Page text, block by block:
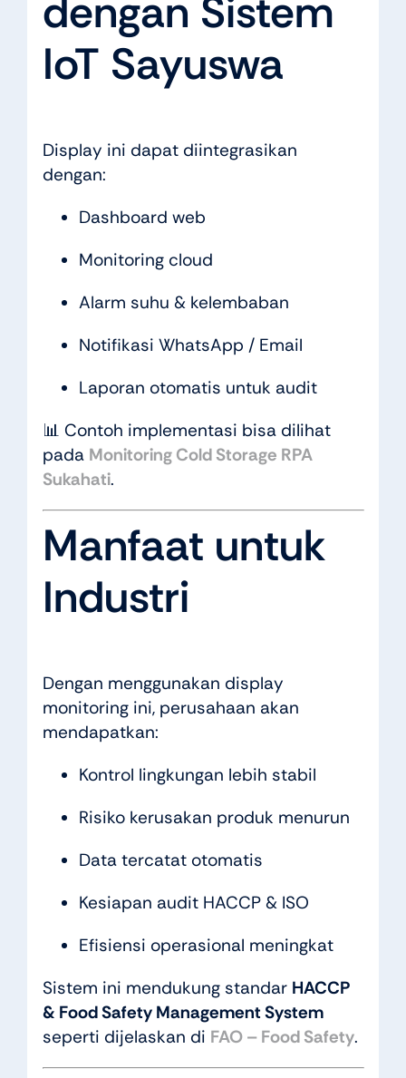
dengan Sistem
IoT Sayuswa
Display ini dapat diintegrasikan
dengan:
Dashboard web
Monitoring cloud
Alarm suhu & kelembaban
Notifikasi WhatsApp / Email
Laporan otomatis untuk audit
📊 Contoh implementasi bisa dilihat
pada Monitoring Cold Storage RPA
Sukahati.
Manfaat untuk
Industri
Dengan menggunakan display
monitoring ini, perusahaan akan
mendapatkan:
Kontrol lingkungan lebih stabil
Risiko kerusakan produk menurun
Data tercatat otomatis
Kesiapan audit HACCP & ISO
Efisiensi operasional meningkat
Sistem ini mendukung standar HACCP
& Food Safety Management System
seperti dijelaskan di FAO – Food Safety.